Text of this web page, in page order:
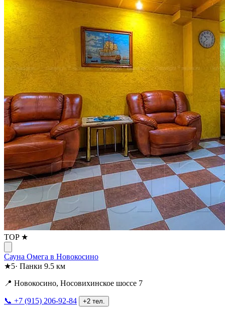
TOP ★
Сауна Омега в Новокосино
★5· Панки 9.5 км
📍 Новокосино, Носовихинское шоссе 7
📞 +7 (915) 206-92-84 +2 тел.